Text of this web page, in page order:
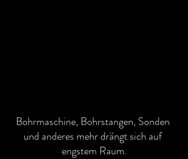
Bohrmaschine, Bohrstangen, Sonden
und anderes mehr drängt sich auf
engstem Raum.